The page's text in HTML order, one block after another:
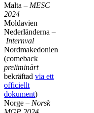
Malta – MESC
2024
Moldavien
Nederländerna –
Internval
Nordmakedonien
(comeback
preliminärt
bekräftadvia ett
officiellt
dokument)
Norge – Norsk